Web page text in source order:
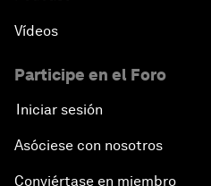
Vídeos
Participe en el Foro
Iniciar sesión
Asóciese con nosotros
Conviértase en miembro